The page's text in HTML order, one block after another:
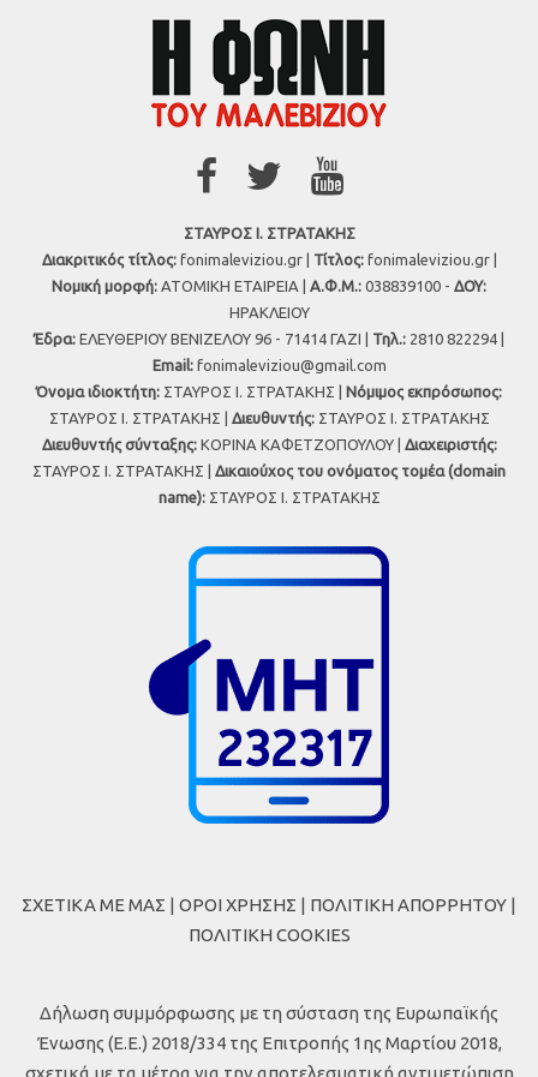
ΣΤΑΥΡΟΣ Ι. ΣΤΡΑΤΑΚΗΣ
Διακριτικός τίτλος:fonimaleviziou.gr | Τίτλος:fonimaleviziou.gr |
Νομική μορφή: ΑΤΟΜΙΚΗ ΕΤΑΙΡΕΙΑ | Α.Φ.Μ.: 038839100 - ΔΟΥ:
ΗΡΑΚΛΕΙΟΥ
Έδρα: ΕΛΕΥΘΕΡΙΟΥ ΒΕΝΙΖΕΛΟΥ 96 - 71414 ΓΑΖΙ | Τηλ.: 2810 822294 |
Εmail: fonimaleviziou@gmail.com
Όνομα ιδιοκτήτη: ΣΤΑΥΡΟΣ Ι. ΣΤΡΑΤΑΚΗΣ | Νόμιμος εκπρόσωπος:
ΣΤΑΥΡΟΣ Ι. ΣΤΡΑΤΑΚΗΣ | Διευθυντής:ΣΤΑΥΡΟΣ Ι. ΣΤΡΑΤΑΚΗΣ
Διευθυντής σύνταξης:ΚΟΡΙΝΑ ΚΑΦΕΤΖΟΠΟΥΛΟΥ | Διαχειριστής:
ΣΤΑΥΡΟΣ Ι. ΣΤΡΑΤΑΚΗΣ | Δικαιούχος του ονόματος τομέα (domain
name):ΣΤΑΥΡΟΣ Ι. ΣΤΡΑΤΑΚΗΣ
ΣΧΕΤΙΚΑ ΜΕ ΜΑΣ | ΟΡΟΙ ΧΡΗΣΗΣ | ΠΟΛΙΤΙΚΗ ΑΠΟΡΡΗΤΟΥ |
ΠΟΛΙΤΙΚΗ COOKIES
Δήλωση συμμόρφωσης με τη σύσταση της Ευρωπαϊκής
Ένωσης (Ε.Ε.) 2018/334 της Επιτροπής 1ης Μαρτίου 2018,